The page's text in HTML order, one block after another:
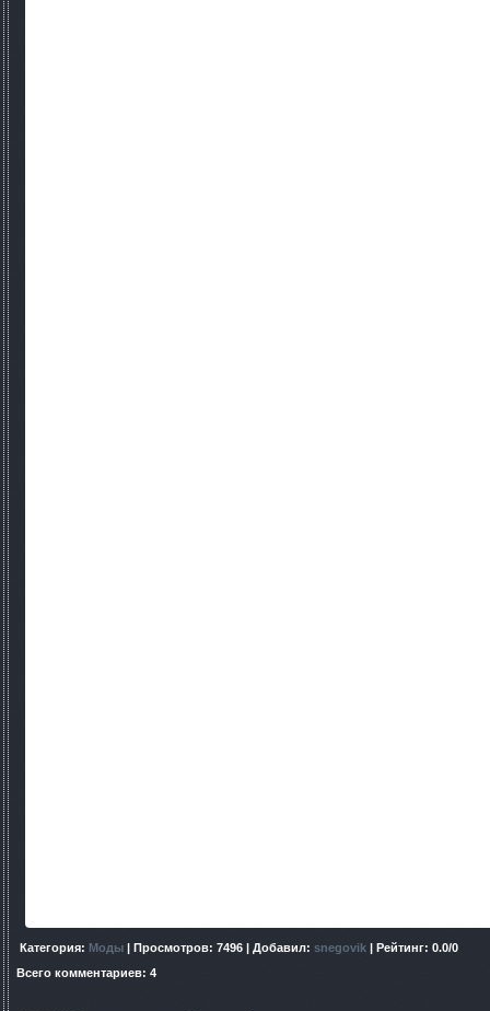
Категория: Моды | Просмотров: 7496 | Добавил: snegovik | Рейтинг: 0.0/0
Всего комментариев: 4